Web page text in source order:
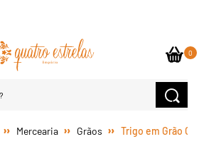
0
Mercearia Grãos Trigo em Grão